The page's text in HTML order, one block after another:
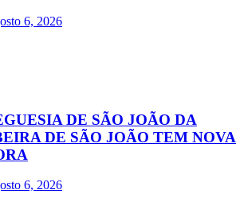
6, 2026
DE SÃO JOÃO DA
DE SÃO JOÃO TEM NOVA
6, 2026